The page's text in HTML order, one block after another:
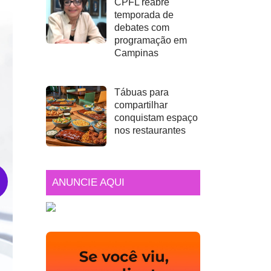
CPFL reabre
temporada de
debates com
programação em
Campinas
Tábuas para
compartilhar
conquistam espaço
nos restaurantes
ANUNCIE AQUI